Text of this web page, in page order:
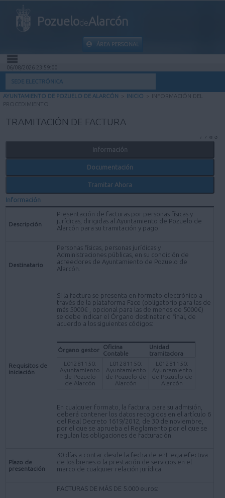
PozuelodeAlarcón
ÁREA PERSONAL
INICIO
INFORMACIÓN PÚBLICA
MI CARPETA
INFORMACIÓN MUNICIPAL
AYUDA
06/08/2026 23:59:00
SEDE ELECTRÓNICA
AYUNTAMIENTO DE POZUELO DE ALARCÓN > INICIO > INFORMACIÓN DEL
PROCEDIMIENTO
TRAMITACIÓN DE FACTURA
Información
Documentación
Tramitar Ahora
Información
Descripción
Presentación de facturas por personas físicas y
jurídicas, dirigidas al Ayuntamiento de Pozuelo de
Alarcón para su tramitación y pago.
Destinatario
Personas físicas, personas jurídicas y
Administraciones públicas, en su condición de
acreedores de Ayuntamiento de Pozuelo de
Alarcón.
Requisitos de
iniciación
Si la factura se presenta en formato electrónico a
través de la plataforma Face (obligatorio para las de
más 5000€ , opcional para las de menos de 5000€)
se debe indicar el Órgano destinatario final, de
acuerdo a los siguientes códigos:
Órgano gestor
Oficina
Contable
Unidad
tramitadora
L01281150:
Ayuntamiento
de Pozuelo
de Alarcón
L01281150:
Ayuntamiento
de Pozuelo de
Alarcón
L01281150:
Ayuntamiento
de Pozuelo de
Alarcón
En cualquier formato, la factura, para su admisión,
deberá contener los datos recogidos en el artículo 6
del Real Decreto 1619/2012, de 30 de noviembre,
por el que se aprueba el Reglamento por el que se
regulan las obligaciones de facturación.
Plazo de
presentación
30 días a contar desde la fecha de entrega efectiva
de los bienes o la prestación de servicios en el
marco de cualquier relación jurídica.
FACTURAS DE MÁS DE 5.000 euros: